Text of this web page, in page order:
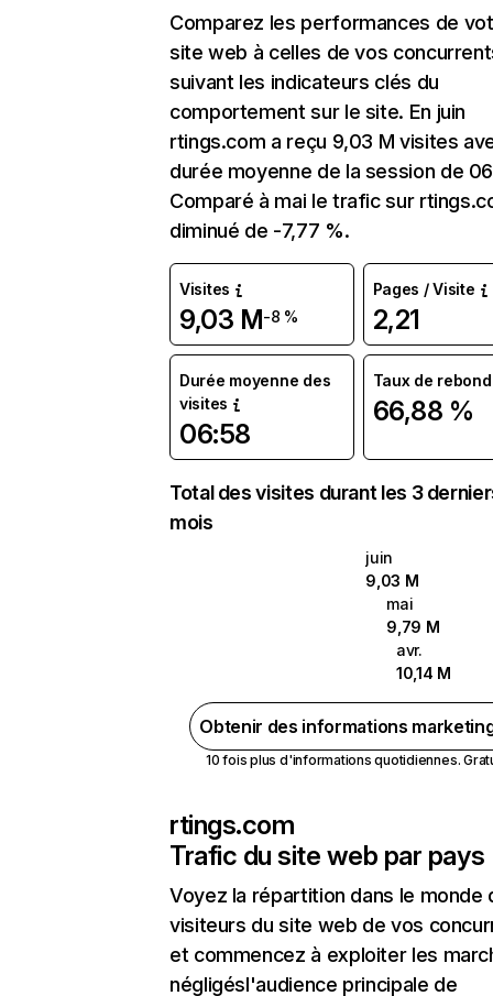
Comparez les performances de
site web à celles de vos
suivant les indicateurs clés du
comportement sur le site. En juin
rtings.com a reçu 9,03 M visites
durée moyenne de la session de
Comparé à mai le trafic sur
diminué de -7,77 %.
Visites
9,03 M-8 %
Pages / Visite
2,21
Durée moyenne des
visites
06:58
Taux de rebond
66,88 %
Total des visites durant les 3
mois
juin
9,03 M
mai
9,79 M
avr.
10,14 M
Obtenir des informations
10 fois plus d'informations quotidiennes.
rtings.com
Trafic du site web par pays
Voyez la répartition dans le monde
visiteurs du site web de vos
et commencez à exploiter les
négligésl'audience principale de